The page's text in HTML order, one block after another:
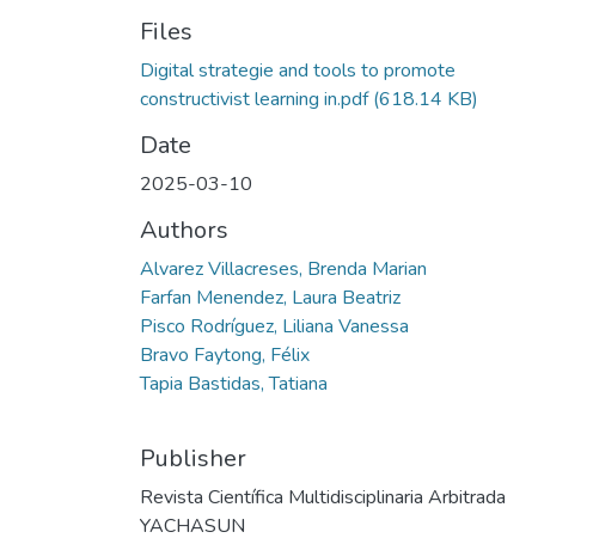
Files
Digital strategie and tools to promote
constructivist learning in.pdf(618.14 KB)
Date
2025-03-10
Authors
Alvarez Villacreses, Brenda Marian
Farfan Menendez, Laura Beatriz
Pisco Rodríguez, Liliana Vanessa
Bravo Faytong, Félix
Tapia Bastidas, Tatiana
Publisher
Revista Científica Multidisciplinaria Arbitrada
YACHASUN